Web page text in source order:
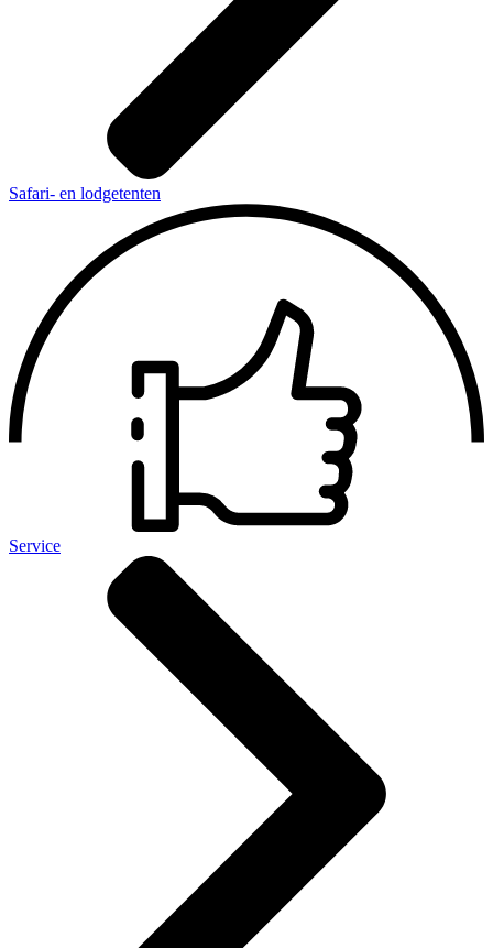
Safari- en lodgetenten
Service